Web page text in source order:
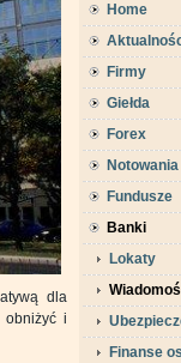
dla
obniżyć i
Home
Firmy
Giełda
Forex
Notowania
Fundusze
Banki
Lokaty
Finanse